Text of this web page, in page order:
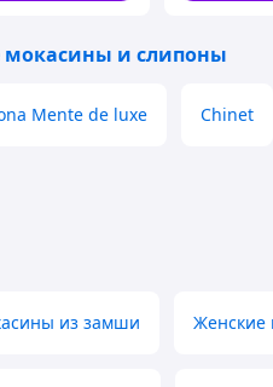
- осеннего периода.
кроссовки
при ходьбе.
этого позвоните или
мокасины и слипоны
Mente de luxe Chinet
из замши Женские